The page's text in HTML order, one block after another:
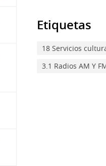
Etiquetas
18 Servicios
3.1 Radios AM Y